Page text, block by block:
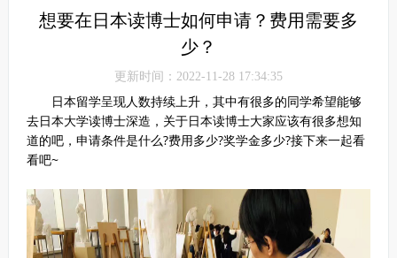
想要在日本读博士如何申请？费用需要多
少？
更新时间：2022-11-28 17:34:35
日本留学呈现人数持续上升，其中有很多的同学希望能够
去日本大学读博士深造，关于日本读博士大家应该有很多想知
道的吧，申请条件是什么?费用多少?奖学金多少?接下来一起看
看吧~